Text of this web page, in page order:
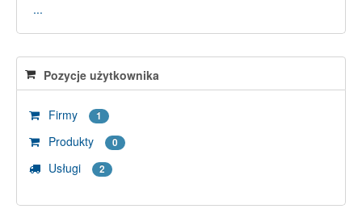
...
Pozycje użytkownika
Firmy 1
Produkty 0
Usługi 2